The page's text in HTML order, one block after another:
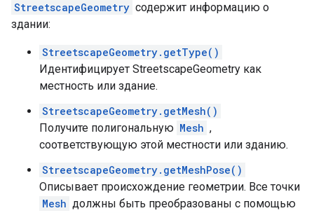
StreetscapeGeometry содержит информацию о
здании:
StreetscapeGeometry.getType()
Идентифицирует StreetscapeGeometry как
местность или здание.
StreetscapeGeometry.getMesh()
Получите полигональную Mesh ,
соответствующую этой местности или зданию.
StreetscapeGeometry.getMeshPose()
Описывает происхождение геометрии. Все точки
Mesh должны быть преобразованы с помощью